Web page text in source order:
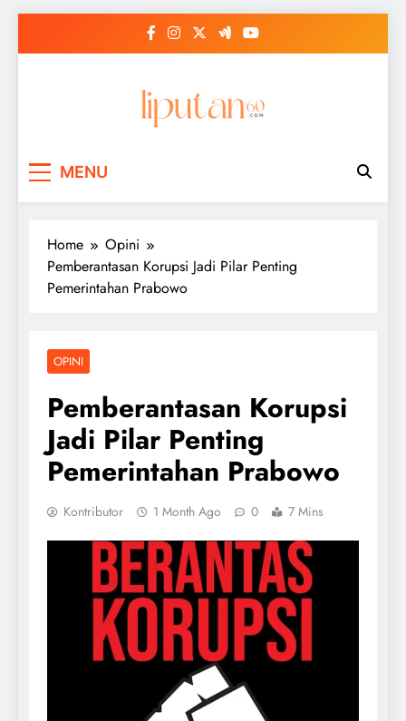
MENU
Home
Opini
Pemberantasan Korupsi Jadi Pilar Penting
Pemerintahan Prabowo
OPINI
Pemberantasan Korupsi
Jadi Pilar Penting
Pemerintahan Prabowo
Kontributor 1 Month Ago 0 7 Mins